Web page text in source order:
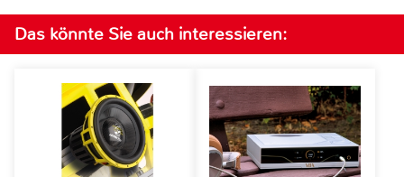
Das könnte Sie auch interessieren: